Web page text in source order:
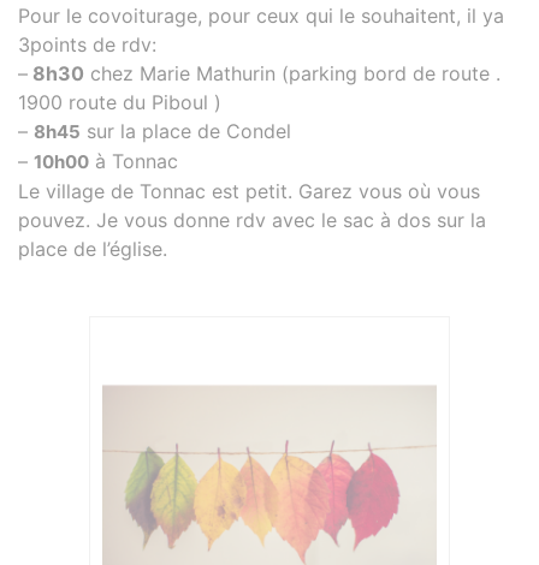
Pour le covoiturage, pour ceux qui le souhaitent, il ya
3points de rdv:
– 8h30 chez Marie Mathurin (parking bord de route .
1900 route du Piboul )
– 8h45 sur la place de Condel
– 10h00 à Tonnac
Le village de Tonnac est petit. Garez vous où vous
pouvez. Je vous donne rdv avec le sac à dos sur la
place de l’église.